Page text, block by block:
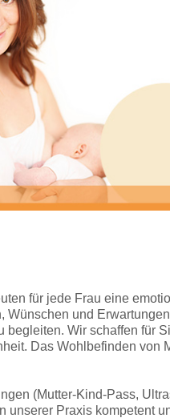
für jede Frau eine
Wünschen und
Wir schaffen für
Das Wohlbefinden von
(Mutter-Kind-Pass,
unserer Praxis kompetent